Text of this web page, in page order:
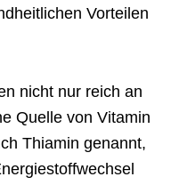
Vorteilen
nicht nur reich an
Quelle von Vitamin
Thiamin genannt,